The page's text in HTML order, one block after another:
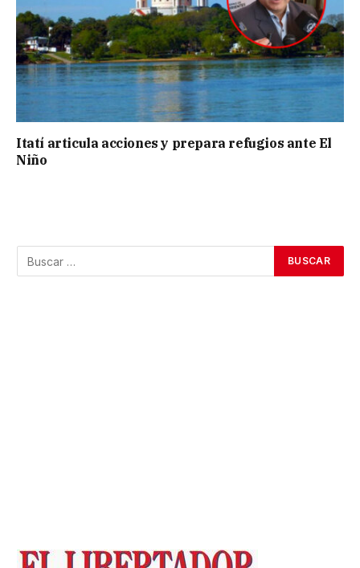
Itatí articula acciones y prepara refugios ante El
Niño